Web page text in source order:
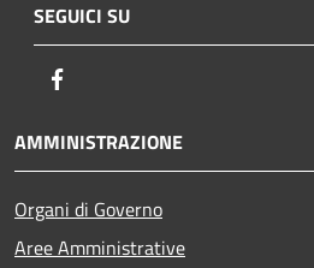
SEGUICI SU
AMMINISTRAZIONE
Organi di Governo
Aree Amministrative